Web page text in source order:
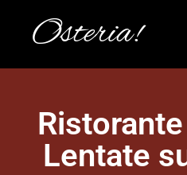
Osteria!
Lentate